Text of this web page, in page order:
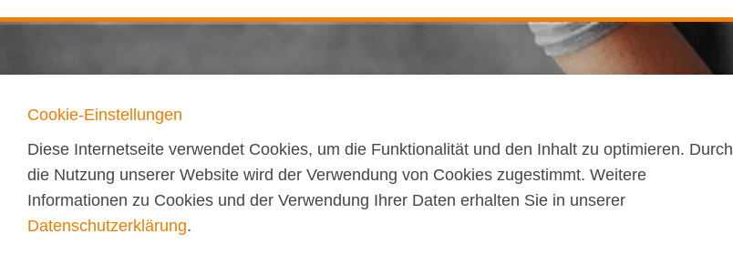
Kompetenz
Praxisnähe
Cookie-Einstellungen
Diese Internetseite verwendet Cookies, um die Funktionalität und den Inhalt zu optimieren. Durch
die Nutzung unserer Website wird der Verwendung von Cookies zugestimmt. Weitere
Informationen zu Cookies und der Verwendung Ihrer Daten erhalten Sie in unserer
Datenschutzerklärung.